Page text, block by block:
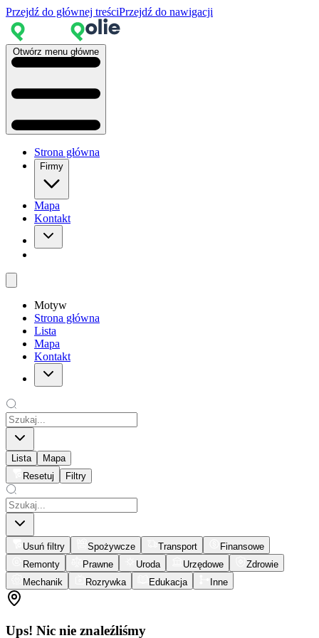
Przejdź do głównej treściPrzejdź do nawigacji
Otwórz menu główne
Strona główna
Firmy
Mapa
Kontakt
Motyw
Strona główna
Lista
Mapa
Kontakt
Lista
Mapa
Resetuj
Filtry
Usuń filtry Spożywcze Transport
Finansowe
Remonty
Prawne Uroda Urzędowe
Zdrowie
Mechanik
Rozrywka Edukacja Inne
Ups! Nic nie znaleźliśmy